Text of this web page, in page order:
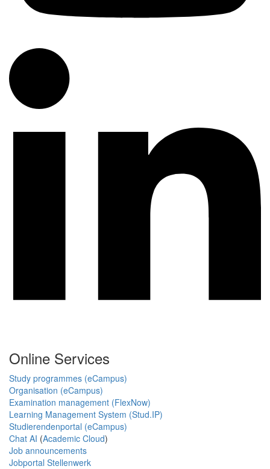
Online Services
Study programmes (eCampus)
Organisation (eCampus)
Examination management (FlexNow)
Learning Management System (Stud.IP)
Studierendenportal (eCampus)
Chat AI (Academic Cloud)
Job announcements
Jobportal Stellenwerk